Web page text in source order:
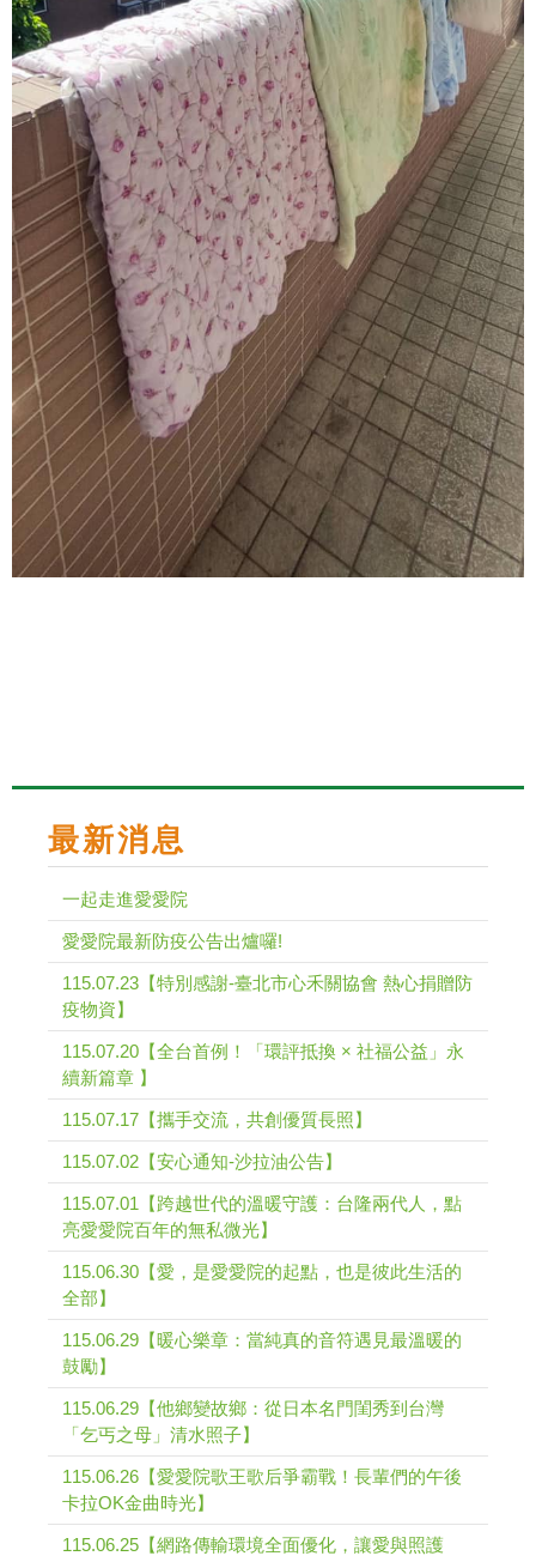
最新消息
一起走進愛愛院
愛愛院最新防疫公告出爐囉!
115.07.23【特別感謝-臺北市心禾關協會 熱心捐贈防
疫物資】
115.07.20【全台首例！「環評抵換 × 社福公益」永
續新篇章 】
115.07.17【攜手交流，共創優質長照】
115.07.02【安心通知-沙拉油公告】
115.07.01【跨越世代的溫暖守護：台隆兩代人，點
亮愛愛院百年的無私微光】
115.06.30【愛，是愛愛院的起點，也是彼此生活的
全部】
115.06.29【暖心樂章：當純真的音符遇見最溫暖的
鼓勵】
115.06.29【他鄉變故鄉：從日本名門閨秀到台灣
「乞丐之母」清水照子】
115.06.26【愛愛院歌王歌后爭霸戰！長輩們的午後
卡拉OK金曲時光】
115.06.25【網路傳輸環境全面優化，讓愛與照護